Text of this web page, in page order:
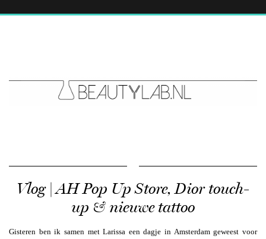
Vlog | AH Pop Up Store, Dior touch-
up & nieuwe tattoo
Gisteren ben ik samen met Larissa een dagje in Amsterdam geweest voor